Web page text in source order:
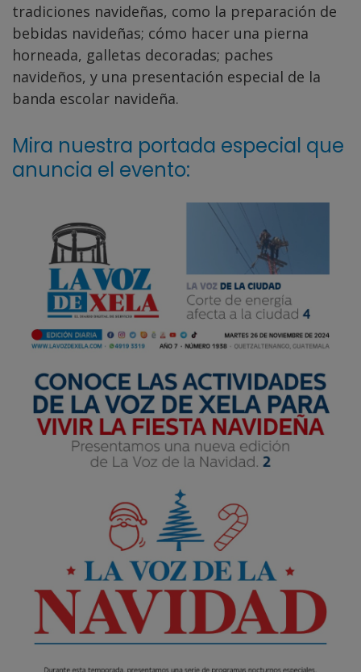
tradiciones navideñas, como la preparación de
bebidas navideñas; cómo hacer una pierna
horneada, galletas decoradas; paches
navideños, y una presentación especial de la
banda escolar navideña.
Mira nuestra portada especial que
anuncia el evento: